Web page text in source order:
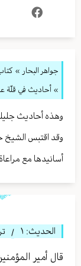
جواهر البحار »
» أحاديث في قلّة
وهذه أحاديث
وقد اقتبس
أسانيدها مع
الحديث: ١ /
قال أمير